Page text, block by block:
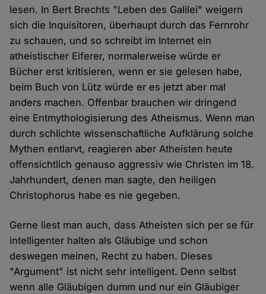
lesen. In Bert Brechts "Leben des Galilei" weigern
sich die Inquisitoren, überhaupt durch das Fernrohr
zu schauen, und so schreibt im Internet ein
atheistischer Eiferer, normalerweise würde er
Bücher erst kritisieren, wenn er sie gelesen habe,
beim Buch von Lütz würde er es jetzt aber mal
anders machen. Offenbar brauchen wir dringend
eine Entmythologisierung des Atheismus. Wenn man
durch schlichte wissenschaftliche Aufklärung solche
Mythen entlarvt, reagieren aber Atheisten heute
offensichtlich genauso aggressiv wie Christen im 18.
Jahrhundert, denen man sagte, den heiligen
Christophorus habe es nie gegeben.
Gerne liest man auch, dass Atheisten sich per se für
intelligenter halten als Gläubige und schon
deswegen meinen, Recht zu haben. Dieses
"Argument" ist nicht sehr intelligent. Denn selbst
wenn alle Gläubigen dumm und nur ein Gläubiger